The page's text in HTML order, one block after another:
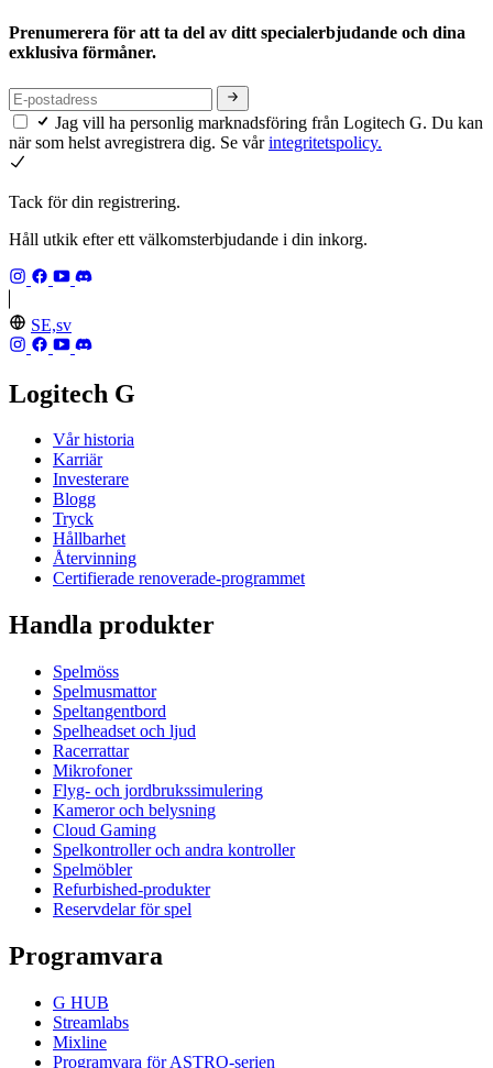
Prenumerera för att ta del av ditt specialerbjudande och dina
exklusiva förmåner.
Jag vill ha personlig marknadsföring från Logitech G. Du kan
när som helst avregistrera dig. Se vårintegritetspolicy.
Tack för din registrering.
Håll utkik efter ett välkomsterbjudande i din inkorg.
SE,sv
Logitech G
Vår historia
Karriär
Investerare
Blogg
Tryck
Hållbarhet
Återvinning
Certifierade renoverade-programmet
Handla produkter
Spelmöss
Spelmusmattor
Speltangentbord
Spelheadset och ljud
Racerrattar
Mikrofoner
Flyg- och jordbrukssimulering
Kameror och belysning
Cloud Gaming
Spelkontroller och andra kontroller
Spelmöbler
Refurbished-produkter
Reservdelar för spel
Programvara
G HUB
Streamlabs
Mixline
Programvara för ASTRO-serien